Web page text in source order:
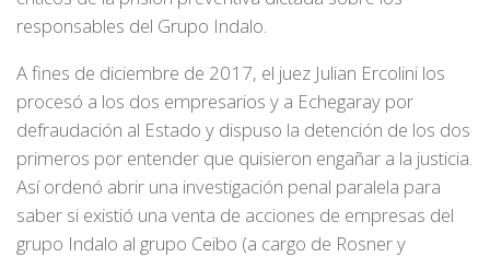
responsables del Grupo Indalo.
A fines de diciembre de 2017, el juez Julian Ercolini los
procesó a los dos empresarios y a Echegaray por
defraudación al Estado y dispuso la detención de los dos
primeros por entender que quisieron engañar a la justicia.
Así ordenó abrir una investigación penal paralela para
saber si existió una venta de acciones de empresas del
grupo Indalo al grupo Ceibo (a cargo de Rosner y